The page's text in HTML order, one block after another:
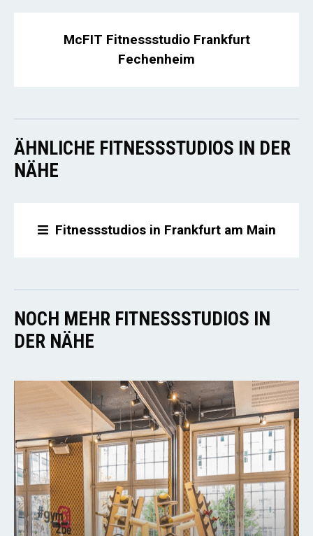
McFIT Fitnessstudio Frankfurt
Fechenheim
ÄHNLICHE FITNESSSTUDIOS IN DER
NÄHE
Fitnessstudios in Frankfurt am Main
NOCH MEHR FITNESSSTUDIOS IN
DER NÄHE